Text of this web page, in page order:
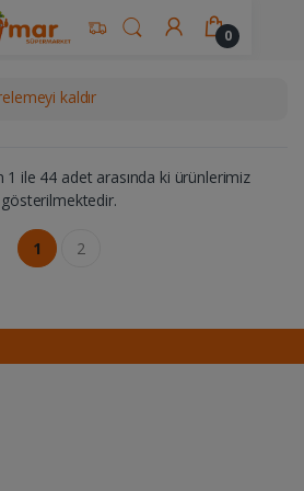
0
İçecekler Sular
kaldır
ile 44 adet arasında ki ürünlerimiz
gösterilmektedir.
1 2